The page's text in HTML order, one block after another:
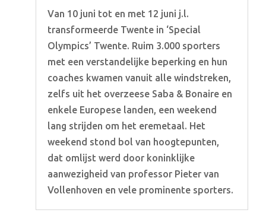
Van 10 juni tot en met 12 juni j.l.
transformeerde Twente in ‘Special
Olympics’ Twente. Ruim 3.000 sporters
met een verstandelijke beperking en hun
coaches kwamen vanuit alle windstreken,
zelfs uit het overzeese Saba & Bonaire en
enkele Europese landen, een weekend
lang strijden om het eremetaal. Het
weekend stond bol van hoogtepunten,
dat omlijst werd door koninklijke
aanwezigheid van professor Pieter van
Vollenhoven en vele prominente sporters.